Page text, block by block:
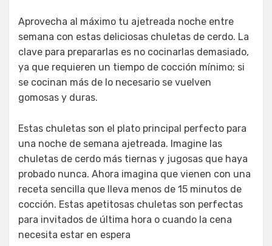
Aprovecha al máximo tu ajetreada noche entre
semana con estas deliciosas chuletas de cerdo. La
clave para prepararlas es no cocinarlas demasiado,
ya que requieren un tiempo de cocción mínimo; si
se cocinan más de lo necesario se vuelven
gomosas y duras.
Estas chuletas son el plato principal perfecto para
una noche de semana ajetreada. Imagine las
chuletas de cerdo más tiernas y jugosas que haya
probado nunca. Ahora imagina que vienen con una
receta sencilla que lleva menos de 15 minutos de
cocción. Estas apetitosas chuletas son perfectas
para invitados de última hora o cuando la cena
necesita estar en espera